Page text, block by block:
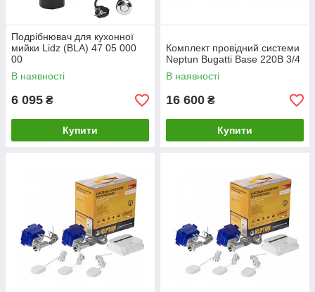
Подрібнювач для кухонної
мийки Lidz (BLA) 47 05 000
00
В наявності
6 095 ₴
Купити
Комплект провідний системи
Neptun Bugatti Base 220B 3/4
В наявності
16 600 ₴
Купити